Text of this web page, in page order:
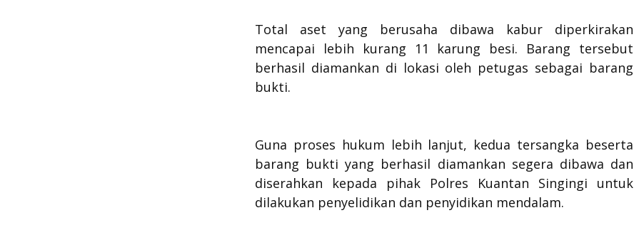
Total aset yang berusaha dibawa kabur diperkirakan
mencapai lebih kurang 11 karung besi. Barang tersebut
berhasil diamankan di lokasi oleh petugas sebagai barang
bukti.
Guna proses hukum lebih lanjut, kedua tersangka beserta
barang bukti yang berhasil diamankan segera dibawa dan
diserahkan kepada pihak Polres Kuantan Singingi untuk
dilakukan penyelidikan dan penyidikan mendalam.